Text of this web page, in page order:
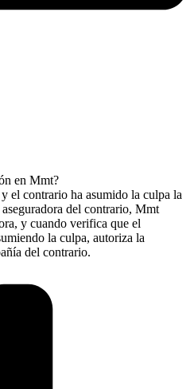
en Mmt?
el contrario ha asumido la culpa la
del contrario, Mmt
y cuando verifica que el
la culpa, autoriza la
del contrario.